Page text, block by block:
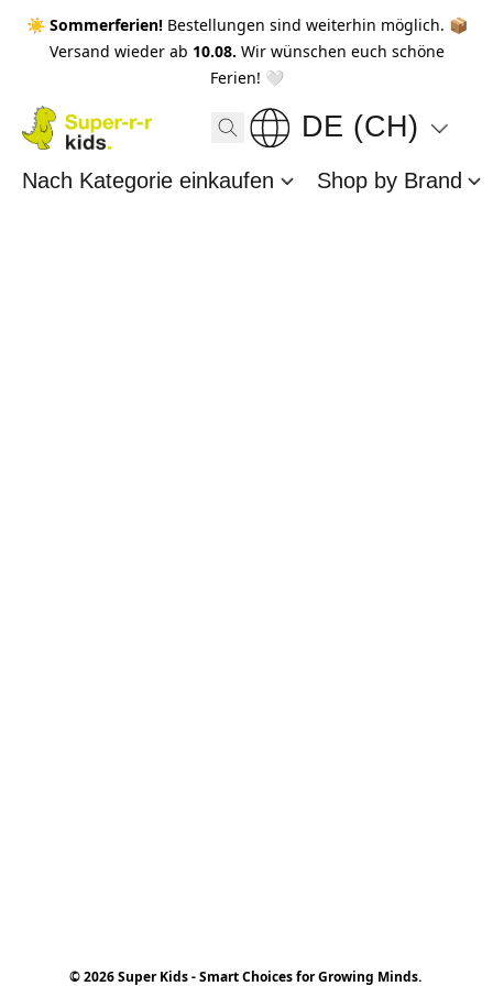
☀️ Sommerferien! Bestellungen sind weiterhin möglich. 📦
Versand wieder ab 10.08. Wir wünschen euch schöne
Ferien! 🤍
DE (CH)
Nach Kategorie einkaufen Shop by Brand
© 2026 Super Kids - Smart Choices for Growing Minds.